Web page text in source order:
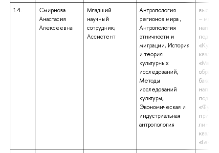
14.
Смирнова
Анастасия
Алексеевна
Младший
научный
сотрудник;
Ассистент
Антропология
регионов мира ,
Антропология
этничности и
миграции, История
и теория
культурных
исследований,
Методы
исследований
культуры,
Экономическая и
индустриальная
антропология
–